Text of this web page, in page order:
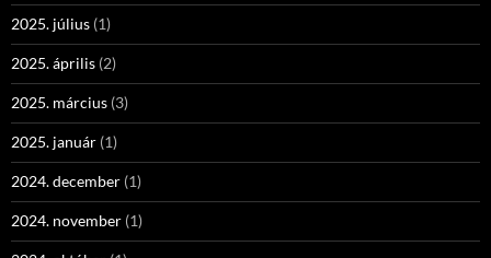
2025. július (1)
2025. április (2)
2025. március (3)
2025. január (1)
2024. december (1)
2024. november (1)